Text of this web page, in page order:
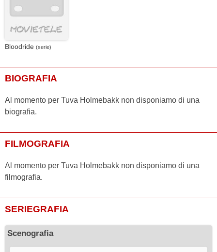
Bloodride (serie)
BIOGRAFIA
Al momento per Tuva Holmebakk non disponiamo di una
biografia.
FILMOGRAFIA
Al momento per Tuva Holmebakk non disponiamo di una
filmografia.
SERIEGRAFIA
Scenografia